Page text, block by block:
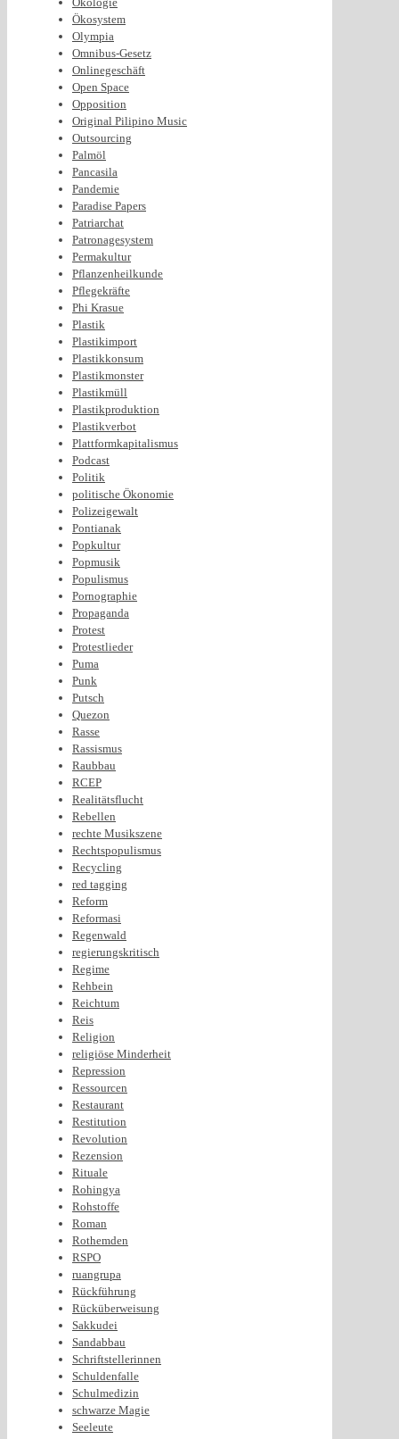
Ökosystem
Olympia
Omnibus-Gesetz
Onlinegeschäft
Open Space
Opposition
Original Pilipino Music
Outsourcing
Palmöl
Pancasila
Pandemie
Paradise Papers
Patriarchat
Patronagesystem
Permakultur
Pflanzenheilkunde
Pflegekräfte
Phi Krasue
Plastik
Plastikimport
Plastikkonsum
Plastikmonster
Plastikmüll
Plastikproduktion
Plastikverbot
Plattformkapitalismus
Podcast
Politik
politische Ökonomie
Polizeigewalt
Pontianak
Popkultur
Popmusik
Populismus
Pornographie
Propaganda
Protest
Protestlieder
Puma
Punk
Putsch
Quezon
Rasse
Rassismus
Raubbau
RCEP
Realitätsflucht
Rebellen
rechte Musikszene
Rechtspopulismus
Recycling
red tagging
Reform
Reformasi
Regenwald
regierungskritisch
Regime
Rehbein
Reichtum
Reis
Religion
religiöse Minderheit
Repression
Ressourcen
Restaurant
Restitution
Revolution
Rezension
Rituale
Rohingya
Rohstoffe
Roman
Rothemden
RSPO
ruangrupa
Rückführung
Rücküberweisung
Sakkudei
Sandabbau
Schriftstellerinnen
Schuldenfalle
Schulmedizin
schwarze Magie
Seeleute